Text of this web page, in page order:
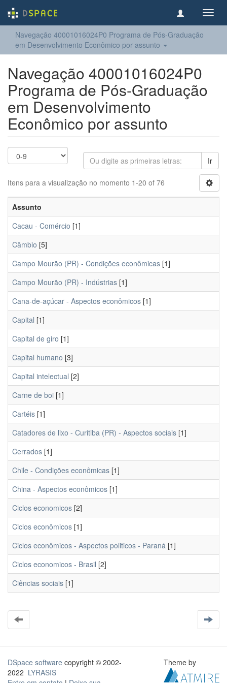
Navegação 40001016024P0 Programa de Pós-Graduação
em Desenvolvimento Econômico por assunto
Navegação 40001016024P0
Programa de Pós-Graduação
em Desenvolvimento
Econômico por assunto
Ir
Itens para a visualização no momento 1-20 of 76
Assunto
Cacau - Comércio [1]
Câmbio [5]
Campo Mourão (PR) - Condições econômicas [1]
Campo Mourão (PR) - Indústrias [1]
Cana-de-açúcar - Aspectos econômicos [1]
Capital [1]
Capital de giro [1]
Capital humano [3]
Capital intelectual [2]
Carne de boi [1]
Cartéis [1]
Catadores de lixo - Curitiba (PR) - Aspectos sociais [1]
Cerrados [1]
Chile - Condições econômicas [1]
China - Aspectos econômicos [1]
Ciclos economicos [2]
Ciclos econômicos [1]
Ciclos econômicos - Aspectos politicos - Paraná [1]
Ciclos economicos - Brasil [2]
Ciências sociais [1]
DSpace software copyright © 2002-
2022 LYRASIS
Theme by